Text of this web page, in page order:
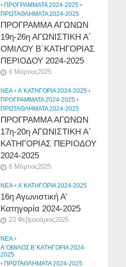
• ΠΡΟΓΡΑΜΜΑΤΑ 2024-2025 •
ΠΡΩΤΑΘΛΗΜΑΤΑ 2024-2025
ΠΡΟΓΡΑΜΜΑ ΑΓΩΝΩΝ
19η-26η ΑΓΩΝΙΣΤΙΚΗ Α΄
ΟΜΙΛΟΥ Β΄ΚΑΤΗΓΟΡΙΑΣ
ΠΕΡΙΟΔΟΥ 2024-2025
6 Μάρτιος2025
NEA • Α΄ΚΑΤΗΓΟΡΙΑ 2024-2025 •
ΠΡΟΓΡΑΜΜΑΤΑ 2024-2025 •
ΠΡΩΤΑΘΛΗΜΑΤΑ 2024-2025
ΠΡΟΓΡΑΜΜΑ ΑΓΩΝΩΝ
17η-20η ΑΓΩΝΙΣΤΙΚΗ Α΄
ΚΑΤΗΓΟΡΙΑΣ ΠΕΡΙΟΔΟΥ
2024-2025
6 Μάρτιος2025
NEA • Α΄ΚΑΤΗΓΟΡΙΑ 2024-2025
16η Αγωνιστική Α’
Κατηγορία 2024-2025
23 Φεβρουάριος2025
NEA •
Α΄ΟΜΙΛΟΣ Β΄ΚΑΤΗΓΟΡΙΑ 2024-
2025
• ΠΡΩΤΑΘΛΗΜΑΤΑ 2024-2025